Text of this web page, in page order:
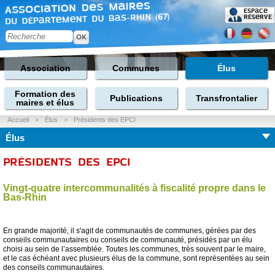
Espace
réservé
Association Communes Élus
Formation des
maires et élus
Publications Transfrontalier
Accueil > Élus > Présidents des EPCI
Élus
PRÉSIDENTS DES EPCI
Vingt-quatre intercommunalités à fiscalité propre dans le
Bas-Rhin
En grande majorité, il s'agit de communautés de communes, gérées par des
conseils communautaires ou conseils de communauté, présidés par un élu
choisi au sein de l’assemblée. Toutes les communes, très souvent par le maire,
et le cas échéant avec plusieurs élus de la commune, sont représentées au sein
des conseils communautaires.